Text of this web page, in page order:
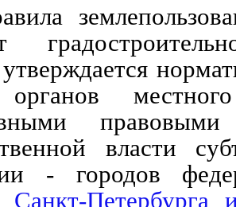
власти
- городов
Петербурга